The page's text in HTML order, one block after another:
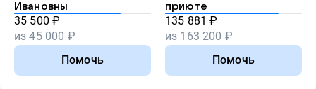
Ивановны
35 500 ₽
из45 000 ₽
Помочь
приюте
135 881 ₽
из 163 200 ₽
Помочь